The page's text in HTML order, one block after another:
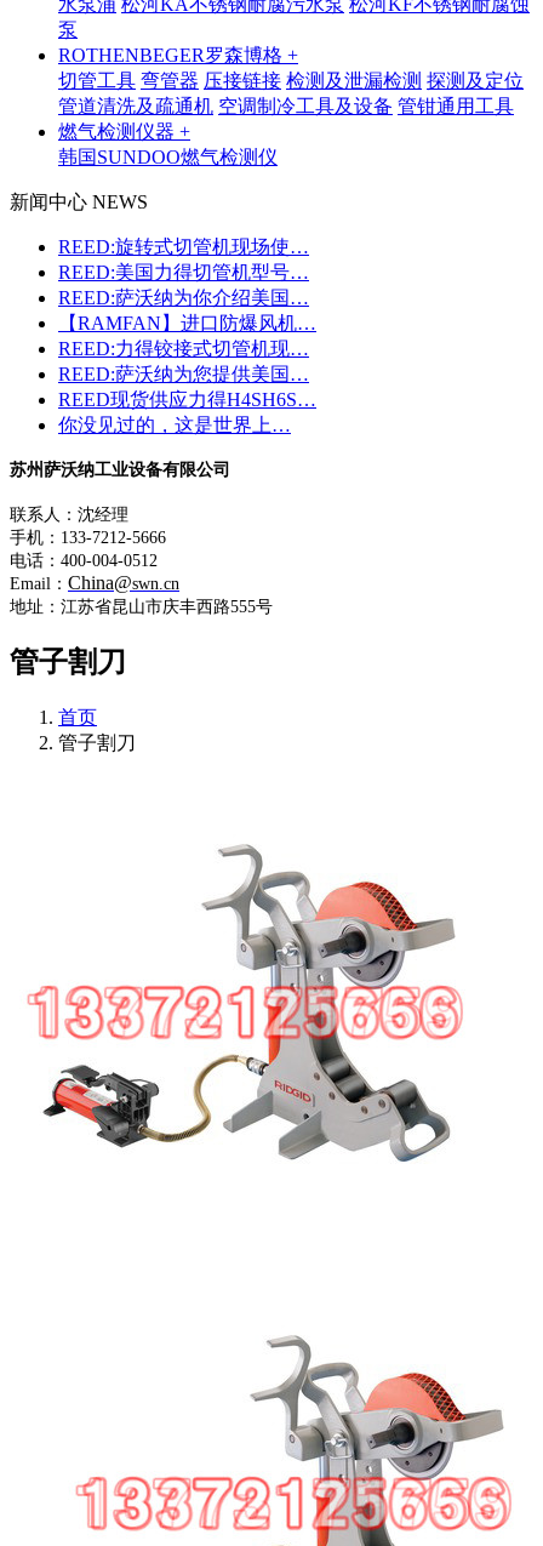
水泵浦 松河KA不锈钢耐腐污水泵 松河KF不锈钢耐腐蚀
泵
ROTHENBEGER罗森博格 +
切管工具 弯管器 压接链接 检测及泄漏检测 探测及定位
管道清洗及疏通机 空调制冷工具及设备 管钳通用工具
燃气检测仪器 +
韩国SUNDOO燃气检测仪
新闻中心 NEWS
REED:旋转式切管机现场使…
REED:美国力得切管机型号…
REED:萨沃纳为你介绍美国…
【RAMFAN】进口防爆风机…
REED:力得铰接式切管机现…
REED:萨沃纳为您提供美国…
REED现货供应力得H4SH6S…
你没见过的，这是世界上…
苏州萨沃纳工业设备有限公司
联系人：沈经理
手机：133-7212-5666
电话：400-004-0512
Email： China@swn.cn
地址：江苏省昆山市庆丰西路555号
管子割刀
首页
管子割刀